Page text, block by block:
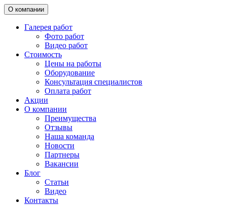
О компании
Галерея работ
Фото работ
Видео работ
Стоимость
Цены на работы
Оборудование
Консультация специалистов
Оплата работ
Акции
О компании
Преимущества
Отзывы
Наша команда
Новости
Партнеры
Вакансии
Блог
Статьи
Видео
Контакты